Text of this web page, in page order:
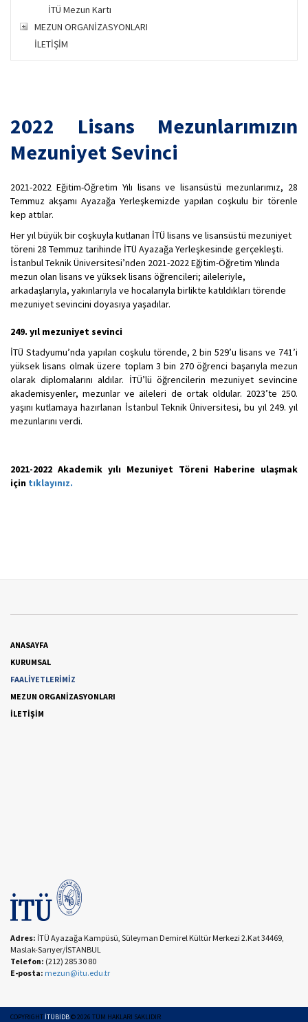
İTÜ Mezun Kartı
MEZUN ORGANİZASYONLARI
İLETİŞİM
2022 Lisans Mezunlarımızın
Mezuniyet Sevinci
2021-2022 Eğitim-Öğretim Yılı lisans ve lisansüstü mezunlarımız, 28
Temmuz akşamı Ayazağa Yerleşkemizde yapılan coşkulu bir törenle
kep attılar.
Her yıl büyük bir coşkuyla kutlanan İTÜ lisans ve lisansüstü mezuniyet
töreni 28 Temmuz tarihinde İTÜ Ayazağa Yerleşkesinde gerçekleşti.
İstanbul Teknik Üniversitesi’nden 2021-2022 Eğitim-Öğretim Yılında
mezun olan lisans ve yüksek lisans öğrencileri; aileleriyle,
arkadaşlarıyla, yakınlarıyla ve hocalarıyla birlikte katıldıkları törende
mezuniyet sevincini doyasıya yaşadılar.
249. yıl mezuniyet sevinci
İTÜ Stadyumu’nda yapılan coşkulu törende, 2 bin 529’u lisans ve 741’i
yüksek lisans olmak üzere toplam 3 bin 270 öğrenci başarıyla mezun
olarak diplomalarını aldılar. İTÜ’lü öğrencilerin mezuniyet sevincine
akademisyenler, mezunlar ve aileleri de ortak oldular. 2023’te 250.
yaşını kutlamaya hazırlanan İstanbul Teknik Üniversitesi, bu yıl 249. yıl
mezunlarını verdi.
2021-2022 Akademik yılı Mezuniyet Töreni Haberine ulaşmak
için tıklayınız.
ANASAYFA
KURUMSAL
FAALİYETLERİMİZ
MEZUN ORGANİZASYONLARI
İLETİŞİM
Adres: İTÜ Ayazağa Kampüsü, Süleyman Demirel Kültür Merkezi 2.Kat 34469,
Maslak-Sarıyer/İSTANBUL
Telefon: (212) 285 30 80
E-posta: mezun@itu.edu.tr
COPYRIGHT İTÜBİDB©2026 TÜM HAKLARI SAKLIDIR